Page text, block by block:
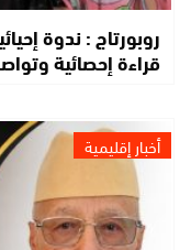
روبورتاج : ندوة
قراءة إحصائية
أخبار إقليمية